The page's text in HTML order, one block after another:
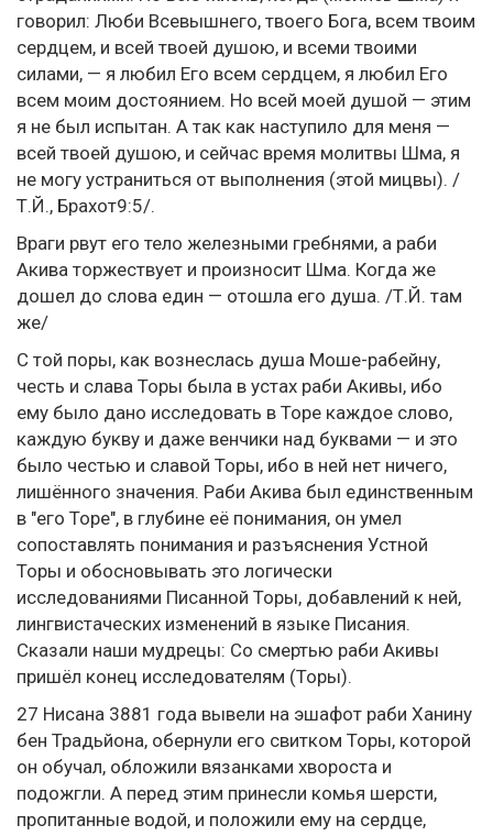
говорил: Люби Всевышнего, твоего Бога, всем твоим
сердцем, и всей твоей душою, и всеми твоими
силами, — я любил Его всем сердцем, я любил Его
всем моим достоянием. Но всей моей душой — этим
я не был испытан. А так как наступило для меня —
всей твоей душою, и сейчас время молитвы Шма, я
не могу устраниться от выполнения (этой мицвы). /
Т.Й., Брахот9:5/.
Враги рвут его тело железными гребнями, а раби
Акива торжествует и произносит Шма. Когда же
дошел до слова един — отошла его душа. /Т.Й. там
же/
С той поры, как вознеслась душа Моше-рабейну,
честь и слава Торы была в устах раби Акивы, ибо
ему было дано исследовать в Торе каждое слово,
каждую букву и даже венчики над буквами — и это
было честью и славой Торы, ибо в ней нет ничего,
лишённого значения. Раби Акива был единственным
в "его Торе", в глубине её понимания, он умел
сопоставлять понимания и разъяснения Устной
Торы и обосновывать это логически
исследованиями Писанной Торы, добавлений к ней,
лингвистаческих изменений в языке Писания.
Сказали наши мудрецы: Со смертью раби Акивы
пришёл конец исследователям (Торы).
27 Нисана 3881 года вывели на эшафот раби Ханину
бен Традьйона, обернули его свитком Торы, которой
он обучал, обложили вязанками хвороста и
подожгли. А перед этим принесли комья шерсти,
пропитанные водой, и положили ему на сердце,